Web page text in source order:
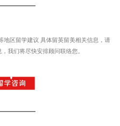
地区留学建议 具体留英留美相关信息，请
我们将尽快安排顾问联络您。